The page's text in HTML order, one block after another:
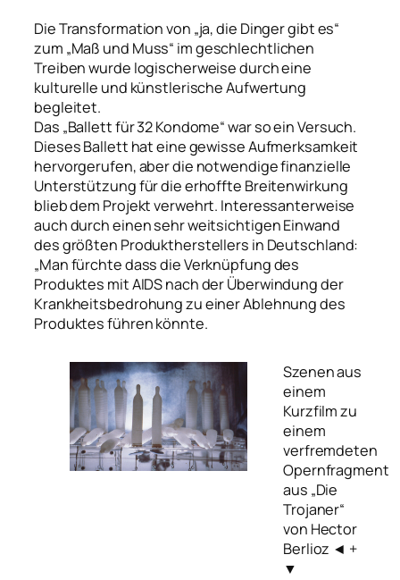
Die Transformation von „ja, die Dinger gibt es“
zum „Maß und Muss“ im geschlechtlichen
Treiben wurde logischerweise durch eine
kulturelle und künstlerische Aufwertung
begleitet.
Das „Ballett für 32 Kondome“ war so ein Versuch.
Dieses Ballett hat eine gewisse Aufmerksamkeit
hervorgerufen, aber die notwendige finanzielle
Unterstützung für die erhoffte Breitenwirkung
blieb dem Projekt verwehrt. Interessanterweise
auch durch einen sehr weitsichtigen Einwand
des größten Produktherstellers in Deutschland:
„Man fürchte dass die Verknüpfung des
Produktes mit AIDS nach der Überwindung der
Krankheitsbedrohung zu einer Ablehnung des
Produktes führen könnte.
Szenen aus
einem
Kurzfilm zu
einem
verfremdeten
Opernfragment
aus „Die
Trojaner“
von Hector
Berlioz ◄ +
▼